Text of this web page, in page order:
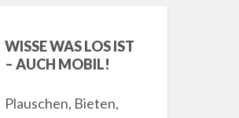
WISSE WAS LOS IST
– AUCH MOBIL!
Plauschen, Bieten,